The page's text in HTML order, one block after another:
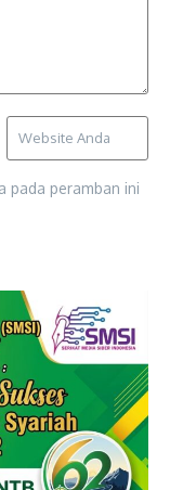
pada peramban ini